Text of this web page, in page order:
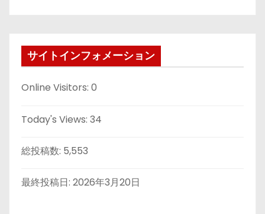
サイトインフォメーション
Online Visitors: 0
Today's Views: 34
総投稿数: 5,553
最終投稿日: 2026年3月20日